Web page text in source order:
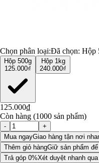
Chọn phân loại:Đã chọn: Hộp
Hộp 500g
125.000₫
Hộp 1kg
240.000₫
125.000₫
Còn hàng (1000 sản phẩm)
-
+
Mua ngayGiao hàng tận nơi
Thêm giỏ hàngGiữ sản phẩm
Trả góp 0%Xét duyệt nhanh